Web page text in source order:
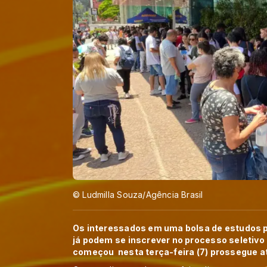
© Ludmilla Souza/Agência Brasil
Os interessados em uma bolsa de estudos
já podem se inscrever no processo
começou nesta terça-feira (7) prossegue